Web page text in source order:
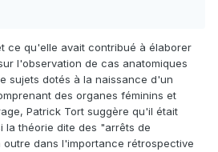
ce qu'elle avait contribué à élaborer
l'observation de cas anatomiques
sujets dotés à la naissance d'un
des organes féminins et
Patrick Tort suggère qu'il était
la théorie dite des "arrêts de
outre dans l'importance rétrospective